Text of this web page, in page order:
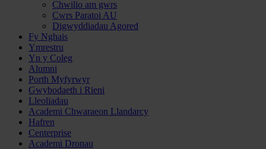
Chwilio am gwrs
Cwrs Paratoi AU
Digwyddiadau Agored
Fy Nghais
Ymrestru
Yn y Coleg
Alumni
Porth Myfyrwyr
Gwybodaeth i Rieni
Lleoliadau
Academi Chwaraeon Llandarcy
Hafren
Centerprise
Academi Dronau